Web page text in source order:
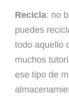
Recicla: no
puedes
todo aquello
muchos
ese tipo de